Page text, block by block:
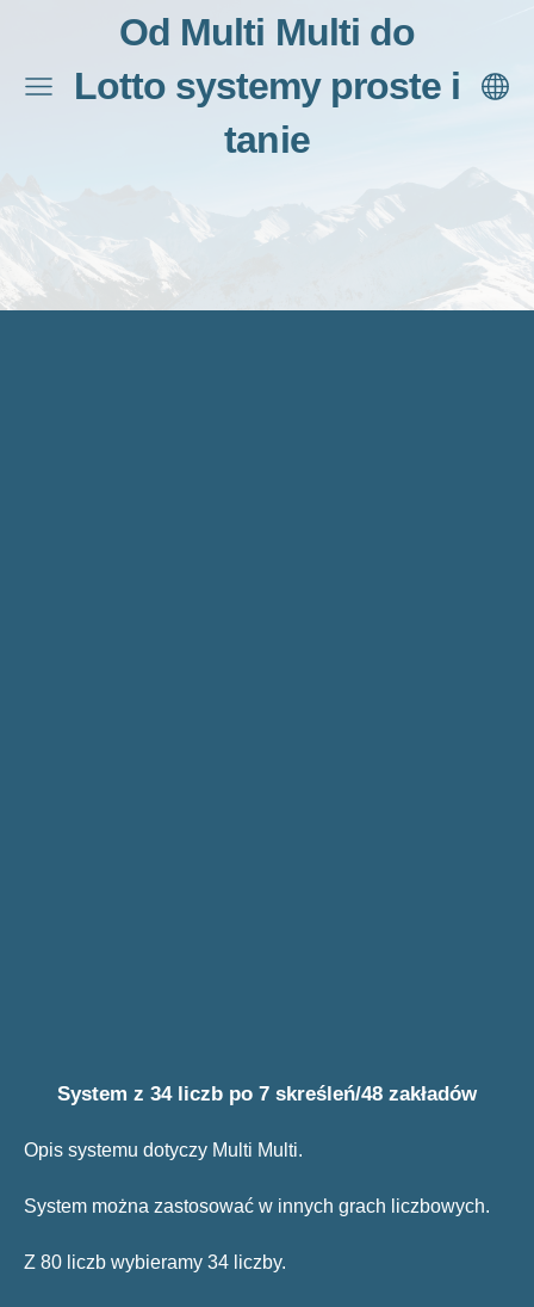
Od Multi Multi do
Lotto systemy proste i
tanie
System z 34 liczb po 7 skreśleń/48 zakładów
Opis systemu dotyczy Multi Multi.
System można zastosować w innych grach liczbowych.
Z 80 liczb wybieramy 34 liczby.